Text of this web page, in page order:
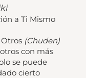
a Ti Mismo
(Chuden)
con más
se puede
cierto